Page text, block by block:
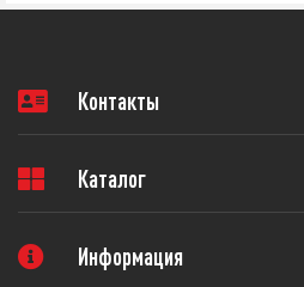
Контакты
Каталог
Информация